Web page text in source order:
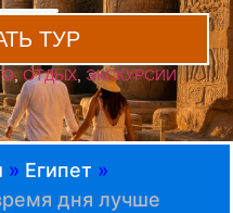
ТУР
,ОТДЫХ, ЭКСКУРСИИ
» Египет »
дня лучше